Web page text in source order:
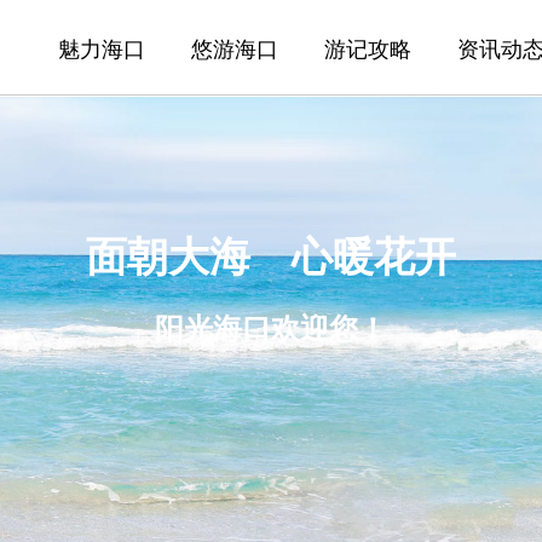
魅力海口 悠游海口 游记攻略 资讯动
面朝大海 心暖花开
阳光海口欢迎您！